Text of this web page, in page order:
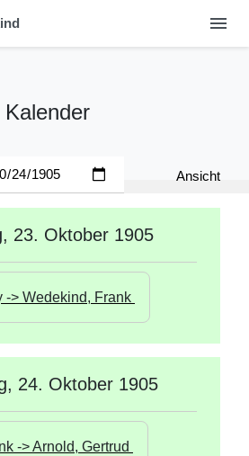
menu
Kalender
Ansicht
23. Oktober 1905
-> Wedekind, Frank
24. Oktober 1905
-> Arnold, Gertrud